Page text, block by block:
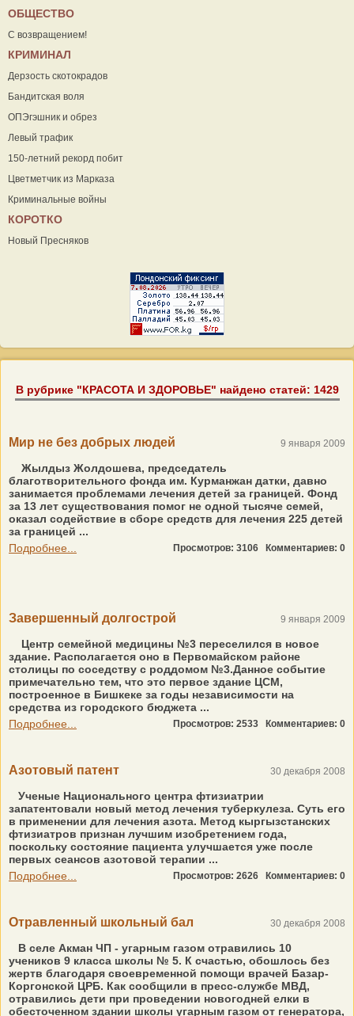
ОБЩЕСТВО
С возвращением!
КРИМИНАЛ
Дерзость скотокрадов
Бандитская воля
ОПЭгэшник и обрез
Левый трафик
150-летний рекорд побит
Цветметчик из Марказа
Криминальные войны
КОРОТКО
Новый Пресняков
В рубрике "КРАСОТА И ЗДОРОВЬЕ" найдено статей: 1429
Мир не без добрых людей 9 января 2009
Жылдыз Жолдошева, председатель
благотворительного фонда им. Курманжан датки, давно
занимается проблемами лечения детей за границей. Фонд
за 13 лет существования помог не одной тысяче семей,
оказал содействие в сборе средств для лечения 225 детей
за границей ...
Подробнее...
Просмотров: 3106 Комментариев: 0
Завершенный долгострой 9 января 2009
Центр семейной медицины №3 переселился в новое
здание. Располагается оно в Первомайском районе
столицы по соседству с роддомом №3.Данное событие
примечательно тем, что это первое здание ЦСМ,
построенное в Бишкеке за годы независимости на
средства из городского бюджета ...
Подробнее...
Просмотров: 2533 Комментариев: 0
Азотовый патент 30 декабря 2008
Ученые Национального центра фтизиатрии
запатентовали новый метод лечения туберкулеза. Суть его
в применении для лечения азота. Метод кыргызстанских
фтизиатров признан лучшим изобретением года,
поскольку состояние пациента улучшается уже после
первых сеансов азотовой терапии ...
Подробнее...
Просмотров: 2626 Комментариев: 0
Отравленный школьный бал 30 декабря 2008
В селе Акман ЧП - угарным газом отравились 10
учеников 9 класса школы № 5. К счастью, обошлось без
жертв благодаря своевременной помощи врачей Базар-
Коргонской ЦРБ. Как сообщили в пресс-службе МВД,
отравились дети при проведении новогодней елки в
обесточенном здании школы угарным газом от генератора,